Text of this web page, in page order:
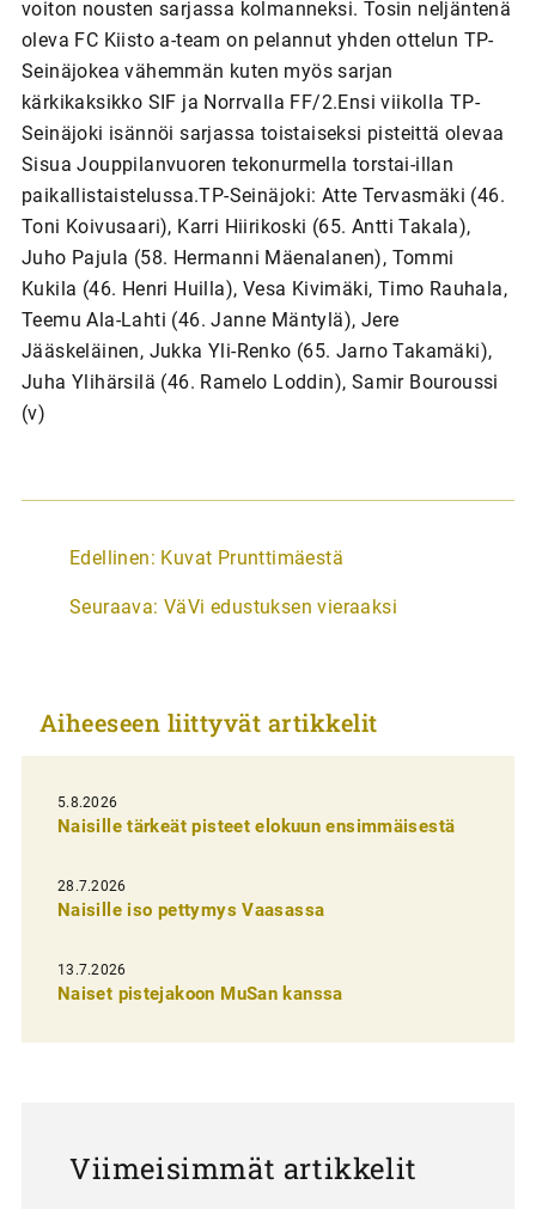
voiton nousten sarjassa kolmanneksi. Tosin neljäntenä
oleva FC Kiisto a-team on pelannut yhden ottelun TP-
Seinäjokea vähemmän kuten myös sarjan
kärkikaksikko SIF ja Norrvalla FF/2.Ensi viikolla TP-
Seinäjoki isännöi sarjassa toistaiseksi pisteittä olevaa
Sisua Jouppilanvuoren tekonurmella torstai-illan
paikallistaistelussa.TP-Seinäjoki: Atte Tervasmäki (46.
Toni Koivusaari), Karri Hiirikoski (65. Antti Takala),
Juho Pajula (58. Hermanni Mäenalanen), Tommi
Kukila (46. Henri Huilla), Vesa Kivimäki, Timo Rauhala,
Teemu Ala-Lahti (46. Janne Mäntylä), Jere
Jääskeläinen, Jukka Yli-Renko (65. Jarno Takamäki),
Juha Ylihärsilä (46. Ramelo Loddin), Samir Bouroussi
(v)
A
t
k
e
l
i
e
n
e
Edellinen: Kuvat Prunttimäestä
Seuraava: VäVi edustuksen vieraaksi
Aiheeseen liittyvät artikkelit
5.8.2026
Naisille tärkeät pisteet elokuun ensimmäisestä
28.7.2026
Naisille iso pettymys Vaasassa
13.7.2026
Naiset pistejakoon MuSan kanssa
Viimeisimmät artikkelit